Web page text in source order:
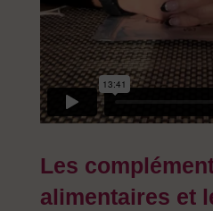
Les
alimentaires et